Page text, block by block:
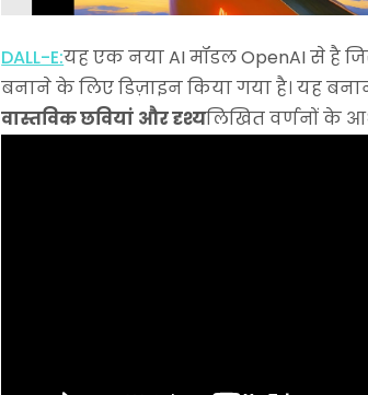
DALL-E:यह एक नया AI मॉडल OpenAI से है
बनाने के लिए डिज़ाइन किया गया है। यह
वास्तविक छवियां और दृश्यलिखित वर्णनों के